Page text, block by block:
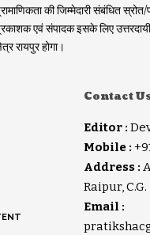
की जिम्मेदारी संबंधित स्रोत/
एवं संपादक इसके लिए
रायपुर होगा।
Contact
Editor :
Mobile :
Address :
Raipur, C.G.
Email :